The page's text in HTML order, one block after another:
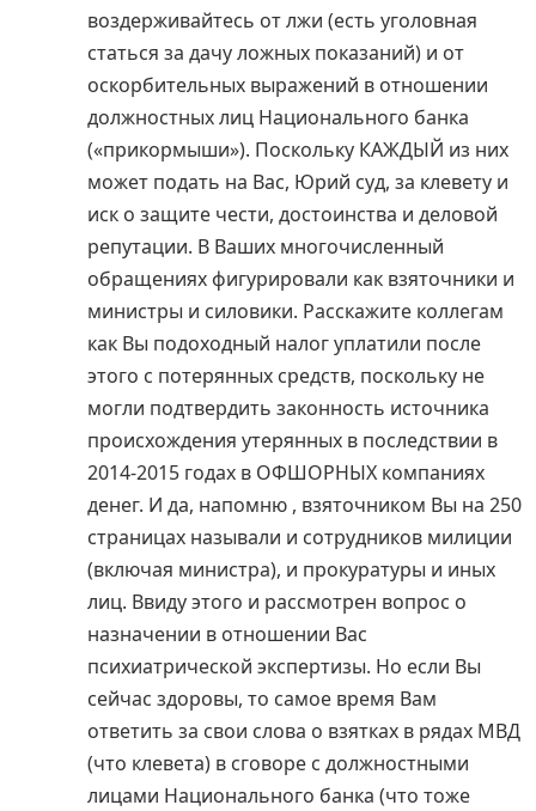
воздерживайтесь от лжи (есть уголовная
статься за дачу ложных показаний) и от
оскорбительных выражений в отношении
должностных лиц Национального банка
(«прикормыши»). Поскольку КАЖДЫЙ из них
может подать на Вас, Юрий суд, за клевету и
иск о защите чести, достоинства и деловой
репутации. В Ваших многочисленный
обращениях фигурировали как взяточники и
министры и силовики. Расскажите коллегам
как Вы подоходный налог уплатили после
этого с потерянных средств, поскольку не
могли подтвердить законность источника
происхождения утерянных в последствии в
2014-2015 годах в ОФШОРНЫХ компаниях
денег. И да, напомню , взяточником Вы на 250
страницах называли и сотрудников милиции
(включая министра), и прокуратуры и иных
лиц. Ввиду этого и рассмотрен вопрос о
назначении в отношении Вас
психиатрической экспертизы. Но если Вы
сейчас здоровы, то самое время Вам
ответить за свои слова о взятках в рядах МВД
(что клевета) в сговоре с должностными
лицами Национального банка (что тоже